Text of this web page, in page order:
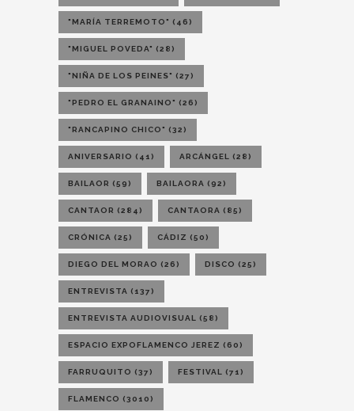
"MARÍA TERREMOTO" (46)
"MIGUEL POVEDA" (28)
"NIÑA DE LOS PEINES" (27)
"PEDRO EL GRANAINO" (26)
"RANCAPINO CHICO" (32)
ANIVERSARIO (41) ARCÁNGEL (28)
BAILAOR (59) BAILAORA (92)
CANTAOR (284) CANTAORA (85)
CRÓNICA (25) CÁDIZ (50)
DIEGO DEL MORAO (26) DISCO (25)
ENTREVISTA (137)
ENTREVISTA AUDIOVISUAL (58)
ESPACIO EXPOFLAMENCO JEREZ (60)
FARRUQUITO (37) FESTIVAL (71)
FLAMENCO (3010)